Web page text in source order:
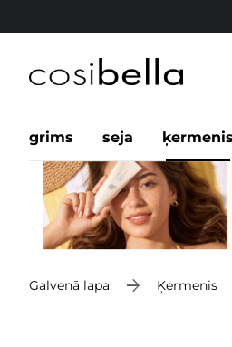
grims seja ķermenis
Galvenā lapa Ķermenis